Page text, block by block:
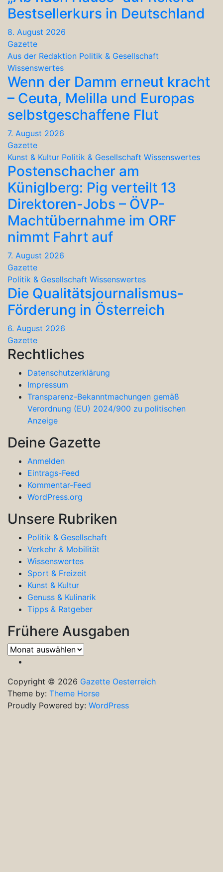
Bestsellerkurs in Deutschland
8. August 2026
Gazette
Aus der Redaktion Politik & Gesellschaft
Wissenswertes
Wenn der Damm erneut kracht
– Ceuta, Melilla und Europas
selbstgeschaffene Flut
7. August 2026
Gazette
Kunst & Kultur Politik & Gesellschaft Wissenswertes
Postenschacher am
Küniglberg: Pig verteilt 13
Direktoren-Jobs – ÖVP-
Machtübernahme im ORF
nimmt Fahrt auf
7. August 2026
Gazette
Politik & Gesellschaft Wissenswertes
Die Qualitätsjournalismus-
Förderung in Österreich
6. August 2026
Gazette
Rechtliches
Datenschutzerklärung
Impressum
Transparenz-Bekanntmachungen gemäß
Verordnung (EU) 2024/900 zu politischen
Anzeige
Deine Gazette
Anmelden
Eintrags-Feed
Kommentar-Feed
WordPress.org
Unsere Rubriken
Politik & Gesellschaft
Verkehr & Mobilität
Wissenswertes
Sport & Freizeit
Kunst & Kultur
Genuss & Kulinarik
Tipps & Ratgeber
Frühere Ausgaben
Frühere
Ausgaben
Copyright © 2026 Gazette Oesterreich
Theme by: Theme Horse
Proudly Powered by: WordPress